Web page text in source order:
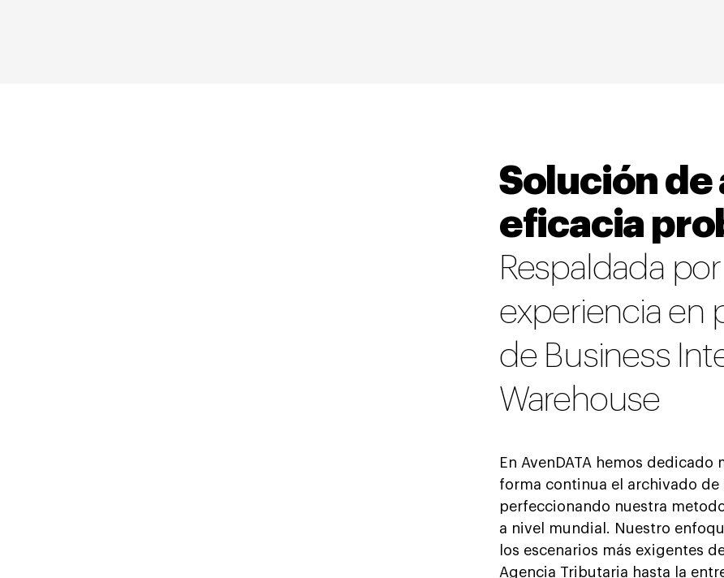
Solución
eficacia
Respaldada
experiencia en
de Business
Warehouse
En AvenDATA hemos
forma continua el archivado de
perfeccionando nuestra
a nivel mundial. Nuestro
los escenarios más exigentes
Agencia Tributaria hasta la